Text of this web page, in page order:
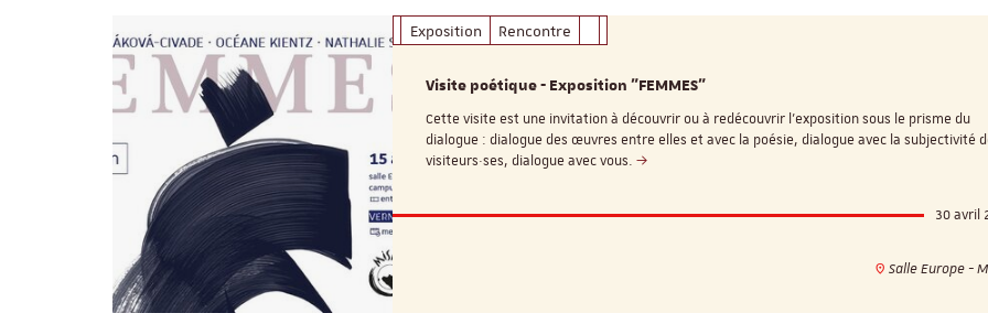
Exposition Rencontre
Visite poétique - Exposition "FEMMES"
Cette visite est une invitation à découvrir ou à redécouvrir l'exposition sous le prisme du
dialogue : dialogue des œuvres entre elles et avec la poésie, dialogue avec la subjectivité
visiteurs·ses, dialogue avec vous.
30 avril
Salle Europe -